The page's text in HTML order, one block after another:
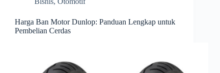
Harga Ban Motor Dunlop: Panduan Lengkap untuk
Pembelian Cerdas